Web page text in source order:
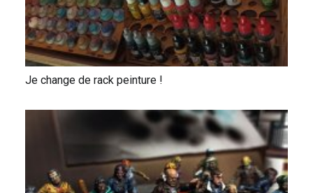
Je change de rack peinture !